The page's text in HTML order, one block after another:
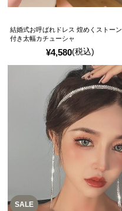
¥4,580(税込)
結婚式お呼ばれドレス 煌めくストーン
付き太幅カチューシャ
SALE